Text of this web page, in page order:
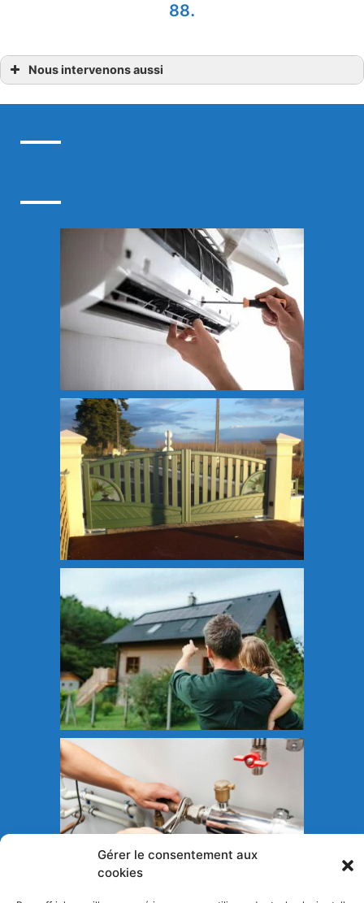
Gérer le consentement aux
cookies
88.
Nous intervenons aussi
Énergies renouvelables Azay le Rideau
Énergies renouvelables Indre-et-Loire
Énergies renouvelables Saint-Cyr-sur-Loire